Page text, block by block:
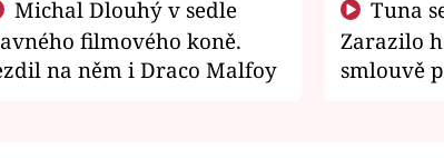
filmového koně.
na něm i Draco Malfoy
Zarazilo
smlouvě